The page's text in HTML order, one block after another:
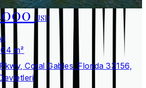
USD
m²
Coral Gables, Florida 33156,